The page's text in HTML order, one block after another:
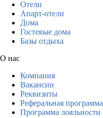
Отели
Апарт-отели
Дома
Гостевые дома
Базы отдыха
О нас
Компания
Вакансии
Реквизиты
Реферальная программа
Программа лояльности